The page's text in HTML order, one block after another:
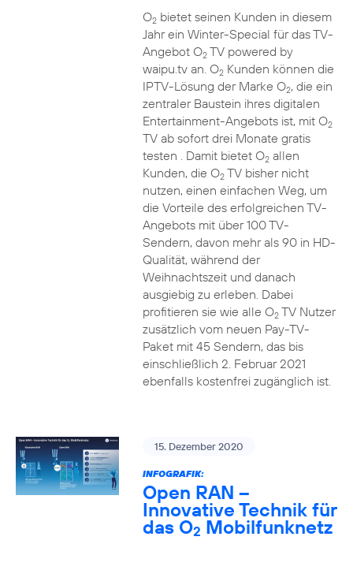
O2bietet seinen Kunden in diesem
Jahr ein Winter-Special für das TV-
Angebot O2TV powered by
waipu.tv an. O2Kunden können die
IPTV-Lösung der Marke O2, die ein
zentraler Baustein ihres digitalen
Entertainment-Angebots ist, mit O2
TV ab sofort drei Monate gratis
testen . Damit bietet O2allen
Kunden, die O2TV bisher nicht
nutzen, einen einfachen Weg, um
die Vorteile des erfolgreichen TV-
Angebots mit über 100 TV-
Sendern, davon mehr als 90 in HD-
Qualität, während der
Weihnachtszeit und danach
ausgiebig zu erleben. Dabei
profitieren sie wie alle O2TV Nutzer
zusätzlich vom neuen Pay-TV-
Paket mit 45 Sendern, das bis
einschließlich 2. Februar 2021
ebenfalls kostenfrei zugänglich ist.
15. Dezember 2020
INFOGRAFIK:
Open RAN –
Innovative Technik für
das O2 Mobilfunknetz